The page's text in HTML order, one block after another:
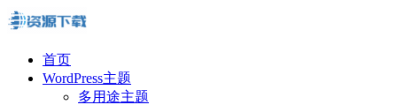
首页
WordPress主题
多用途主题